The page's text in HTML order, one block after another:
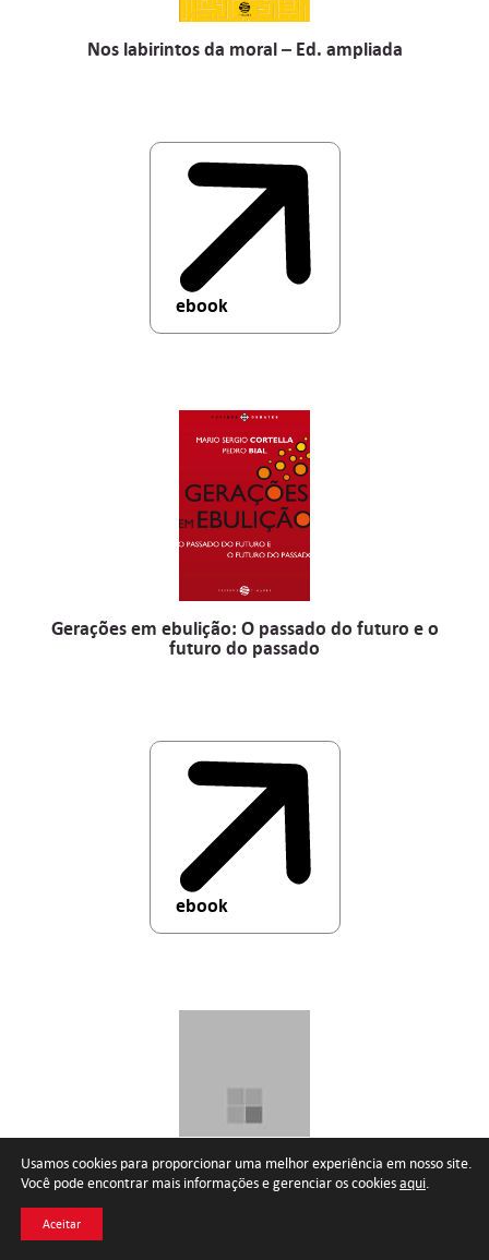
Nos labirintos da moral – Ed. ampliada
ebook
Gerações em ebulição: O passado do futuro e o
futuro do passado
ebook
Usamos cookies para proporcionar uma melhor experiência em nosso site.
Você pode encontrar mais informações e gerenciar os cookiesaqui.
Aceitar